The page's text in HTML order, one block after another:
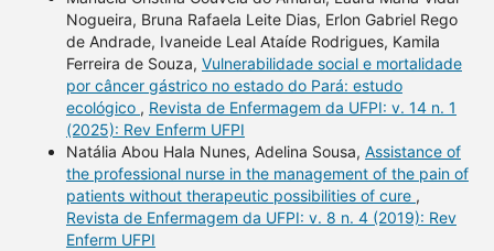
Nogueira, Bruna Rafaela Leite Dias, Erlon Gabriel Rego
de Andrade, Ivaneide Leal Ataíde Rodrigues, Kamila
Ferreira de Souza, Vulnerabilidade social e mortalidade
por câncer gástrico no estado do Pará: estudo
ecológico , Revista de Enfermagem da UFPI: v. 14 n. 1
(2025): Rev Enferm UFPI
Natália Abou Hala Nunes, Adelina Sousa, Assistance of
the professional nurse in the management of the pain of
patients without therapeutic possibilities of cure ,
Revista de Enfermagem da UFPI: v. 8 n. 4 (2019): Rev
Enferm UFPI